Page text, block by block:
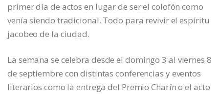
primer día de actos en lugar de ser el colofón como
venía siendo tradicional. Todo para revivir el espíritu
jacobeo de la ciudad.
La semana se celebra desde el domingo 3 al viernes 8
de septiembre con distintas conferencias y eventos
literarios como la entrega del Premio Charín o el acto